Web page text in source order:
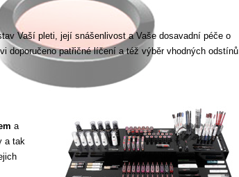
Vaší pleti, její snášenlivost a Vaše dosavadní péče o
doporučeno patřičné líčení a též výběr vhodných odstínů
a
a tak